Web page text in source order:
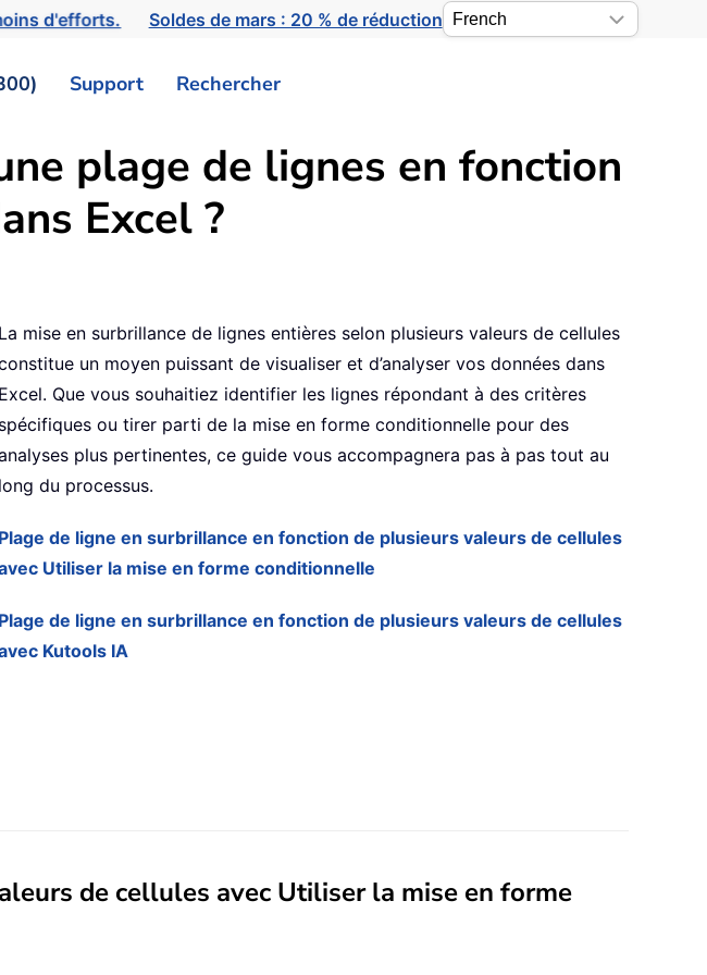
d'efforts. Soldes de mars : 20 % de réduction
Support Rechercher
plage de lignes en fonction
Excel ?
La mise en surbrillance de lignes entières selon plusieurs valeurs de cellules
un moyen puissant de visualiser et d’analyser vos données dans
Excel. Que vous souhaitiez identifier les lignes répondant à des critères
spécifiques ou tirer parti de la mise en forme conditionnelle pour des
plus pertinentes, ce guide vous accompagnera pas à pas tout au
long du processus.
Plage de ligne en surbrillance en fonction de plusieurs valeurs de cellules
Utiliser la mise en forme conditionnelle
Plage de ligne en surbrillance en fonction de plusieurs valeurs de cellules
Kutools IA
de cellules avec Utiliser la mise en forme